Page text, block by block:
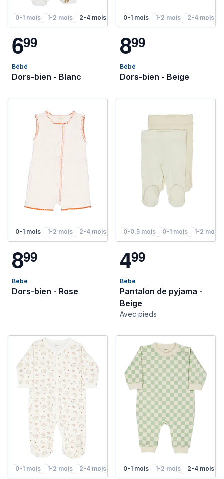
0-1 mois 1-2 mois 2-4 mois 4-6 mois
699
Bébé
Dors-bien - Blanc
0-1 mois 1-2 mois 2-4 mois
899
Bébé
Dors-bien - Beige
0-1 mois 1-2 mois 2-4 mois 4-6 mois
899
Bébé
Dors-bien - Rose
0-0.5 mois 0-1 mois 1-2 mois
499
Bébé
Pantalon de pyjama -
Beige
Avec pieds
0-1 mois 1-2 mois 2-4 mois 4-6 mois
0-1 mois 1-2 mois 2-4 mois